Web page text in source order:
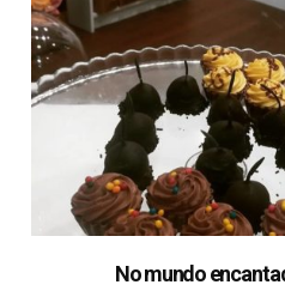
No mundo